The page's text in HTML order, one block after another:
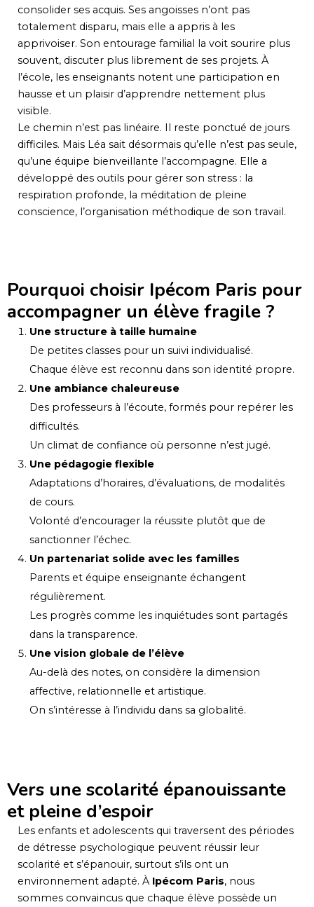
consolider ses acquis. Ses angoisses n’ont pas
totalement disparu, mais elle a appris à les
apprivoiser. Son entourage familial la voit sourire plus
souvent, discuter plus librement de ses projets. À
l’école, les enseignants notent une participation en
hausse et un plaisir d’apprendre nettement plus
visible.
Le chemin n’est pas linéaire. Il reste ponctué de jours
difficiles. Mais Léa sait désormais qu’elle n’est pas seule,
qu’une équipe bienveillante l’accompagne. Elle a
développé des outils pour gérer son stress : la
respiration profonde, la méditation de pleine
conscience, l’organisation méthodique de son travail.
Pourquoi choisir Ipécom Paris pour
accompagner un élève fragile ?
Une structure à taille humaine
De petites classes pour un suivi individualisé.
Chaque élève est reconnu dans son identité propre.
Une ambiance chaleureuse
Des professeurs à l’écoute, formés pour repérer les
difficultés.
Un climat de confiance où personne n’est jugé.
Une pédagogie flexible
Adaptations d’horaires, d’évaluations, de modalités
de cours.
Volonté d’encourager la réussite plutôt que de
sanctionner l’échec.
Un partenariat solide avec les familles
Parents et équipe enseignante échangent
régulièrement.
Les progrès comme les inquiétudes sont partagés
dans la transparence.
Une vision globale de l’élève
Au-delà des notes, on considère la dimension
affective, relationnelle et artistique.
On s’intéresse à l’individu dans sa globalité.
Vers une scolarité épanouissante
et pleine d’espoir
Les enfants et adolescents qui traversent des périodes
de détresse psychologique peuvent réussir leur
scolarité et s’épanouir, surtout s’ils ont un
environnement adapté. À Ipécom Paris, nous
sommes convaincus que chaque élève possède un